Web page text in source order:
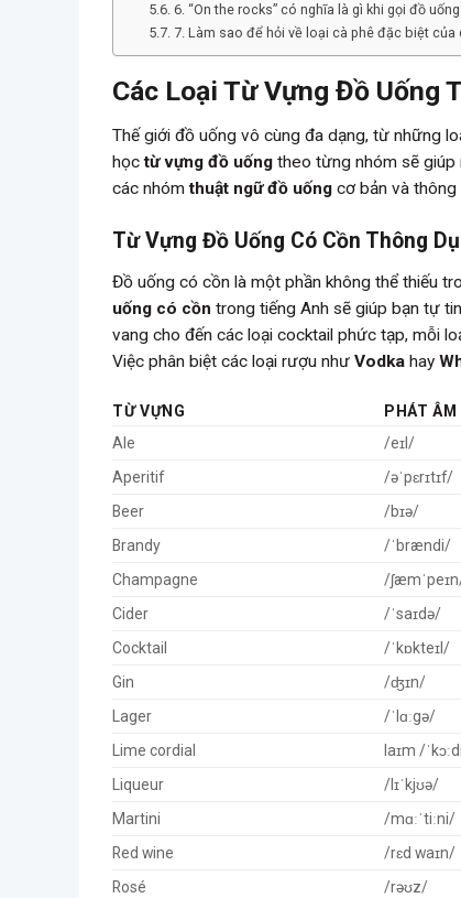
6. “On the rocks” có nghĩa là gì khi gọi đồ
7. Làm sao để hỏi về loại cà phê đặc biệt của
Các Loại Từ Vựng Đồ Uống
Thế giới đồ uống vô cùng đa dạng, từ những
họctừ vựng đồ uống theo từng nhóm sẽ
các nhómthuật ngữ đồ uống cơ bản và
Từ Vựng Đồ Uống Có Cồn Thông
Đồ uống có cồn là một phần không thể thiếu
uống có cồn trong tiếng Anh sẽ giúp bạn tự
vang cho đến các loại cocktail phức tạp, mỗi
Việc phân biệt các loại rượu như Vodka hay
TỪ VỰNG PHÁT ÂM
Ale
/eɪl/
Aperitif
/əˈpɛrɪtɪf/
Beer
/bɪə/
Brandy
/ˈbrændi/
Champagne
/
Cider
/ˈsaɪdə/
Cocktail
/ˈkɒkteɪl/
Gin
/ʤɪn/
Lager
/ˈlɑːgə/
Lime cordial
laɪm /
Liqueur
/lɪˈkjʊə/
Martini
/mɑːˈtiːni/
Red wine
/rɛd waɪn/
Rosé
/rəʊz/